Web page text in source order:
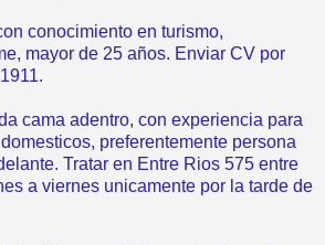
conocimiento en turismo,
mayor de 25 años. Enviar CV por
cama adentro, con experiencia para
preferentemente persona
Tratar en Entre Rios 575 entre
a viernes unicamente por la tarde de